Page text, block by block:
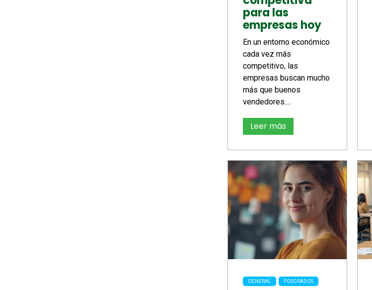
para las
empresas hoy
En un entorno económico
cada vez más
competitivo, las
empresas buscan mucho
más que buenos
vendedores....
Leer más
GENERAL POSGRADOS